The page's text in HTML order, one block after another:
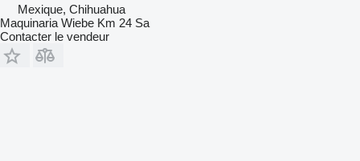
Mexique, Chihuahua
Maquinaria Wiebe Km 24 Sa
Contacter le vendeur